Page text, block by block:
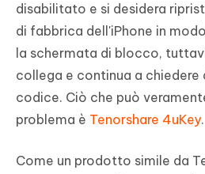
disabilitato e si desidera
di fabbrica dell'iPhone in
la schermata di blocco,
collega e continua a chiedere
codice. Ciò che può
problema è Tenorshare 4uKey.
Come un prodotto simile da